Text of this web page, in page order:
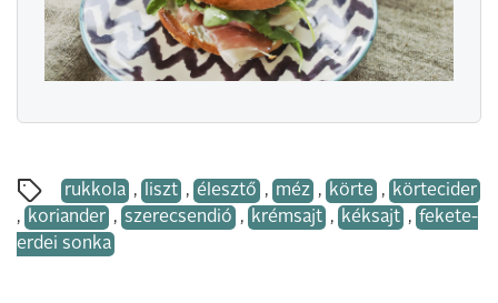
rukkola , liszt , élesztő , méz , körte , körtecider
, koriander , szerecsendió , krémsajt , kéksajt , fekete-
erdei sonka